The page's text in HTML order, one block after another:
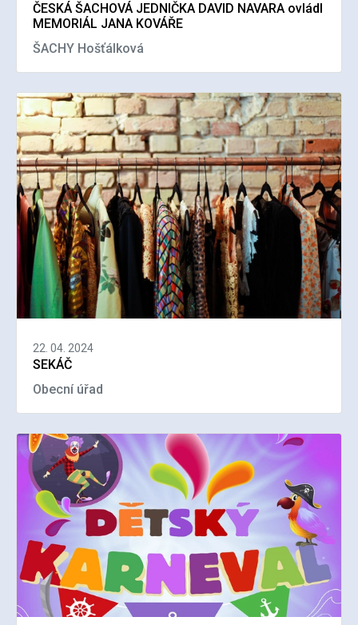
ČESKÁ ŠACHOVÁ JEDNIČKA DAVID NAVARA ovládl
MEMORIÁL JANA KOVÁŘE
ŠACHY Hošťálková
22. 04. 2024
SEKÁČ
Obecní úřad